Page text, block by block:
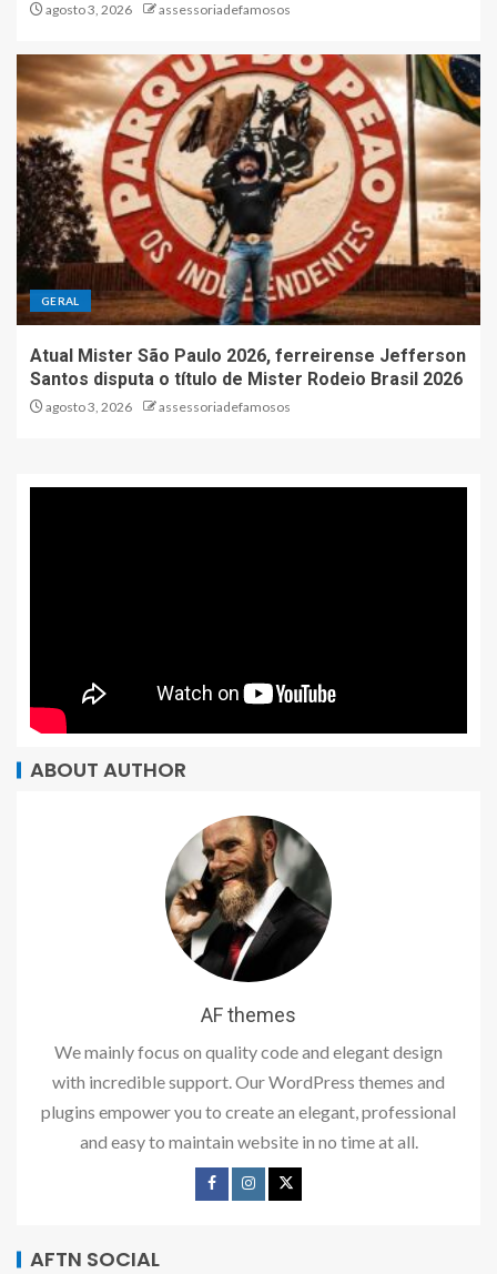
agosto 3, 2026 assessoriadefamosos
GERAL
Atual Mister São Paulo 2026, ferreirense Jefferson
Santos disputa o título de Mister Rodeio Brasil 2026
agosto 3, 2026 assessoriadefamosos
ABOUT AUTHOR
AF themes
We mainly focus on quality code and elegant design
with incredible support. Our WordPress themes and
plugins empower you to create an elegant, professional
and easy to maintain website in no time at all.
AFTN SOCIAL